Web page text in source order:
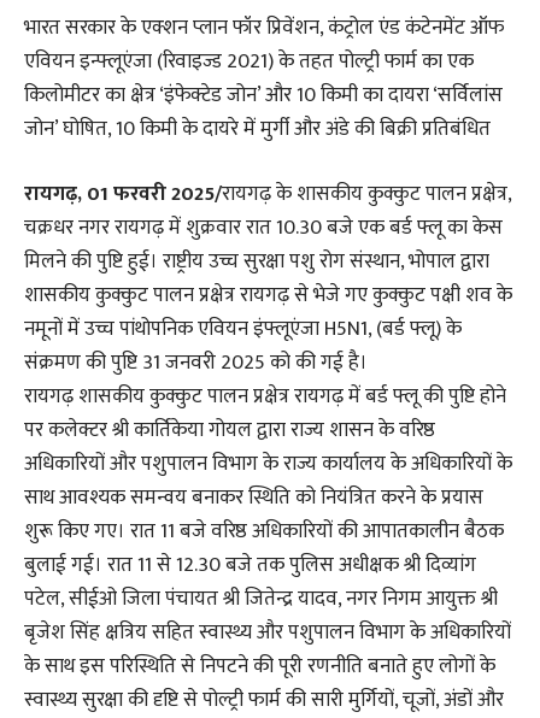
भारत सरकार के एक्शन प्लान फॉर प्रिवेंशन, कंट्रोल एंड कंटेनमेंट ऑफ
एवियन इन्फ्लूएंजा (रिवाइज्ड 2021) के तहत पोल्ट्री फार्म का एक
किलोमीटर का क्षेत्र ‘इंफेक्टेड जोन’ और 10 किमी का दायरा ‘सर्विलांस
जोन’ घोषित, 10 किमी के दायरे में मुर्गी और अंडे की बिक्री प्रतिबंधित
रायगढ़, 01 फरवरी 2025/रायगढ़ के शासकीय कुक्कुट पालन प्रक्षेत्र,
चक्रधर नगर रायगढ़ में शुक्रवार रात 10.30 बजे एक बर्ड फ्लू का केस
मिलने की पुष्टि हुई। राष्ट्रीय उच्च सुरक्षा पशु रोग संस्थान, भोपाल द्वारा
शासकीय कुक्कुट पालन प्रक्षेत्र रायगढ़ से भेजे गए कुक्कुट पक्षी शव के
नमूनों में उच्च पांथोपनिक एवियन इंफ्लूएंजा H5N1, (बर्ड फ्लू) के
संक्रमण की पुष्टि 31 जनवरी 2025 को की गई है।
रायगढ़ शासकीय कुक्कुट पालन प्रक्षेत्र रायगढ़ में बर्ड फ्लू की पुष्टि होने
पर कलेक्टर श्री कार्तिकेया गोयल द्वारा राज्य शासन के वरिष्ठ
अधिकारियों और पशुपालन विभाग के राज्य कार्यालय के अधिकारियों के
साथ आवश्यक समन्वय बनाकर स्थिति को नियंत्रित करने के प्रयास
शुरू किए गए। रात 11 बजे वरिष्ठ अधिकारियों की आपातकालीन बैठक
बुलाई गई। रात 11 से 12.30 बजे तक पुलिस अधीक्षक श्री दिव्यांग
पटेल, सीईओ जिला पंचायत श्री जितेन्द्र यादव, नगर निगम आयुक्त श्री
बृजेश सिंह क्षत्रिय सहित स्वास्थ्य और पशुपालन विभाग के अधिकारियों
के साथ इस परिस्थिति से निपटने की पूरी रणनीति बनाते हुए लोगों के
स्वास्थ्य सुरक्षा की दृष्टि से पोल्ट्री फार्म की सारी मुर्गियों, चूजों, अंडों और